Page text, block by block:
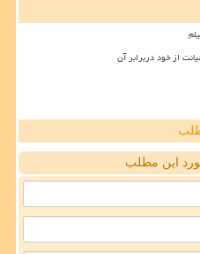
از خود دربرابر آن
این مطلب